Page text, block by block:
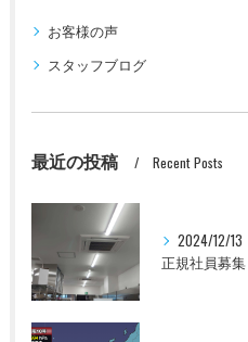
お客様の声
スタッフブログ
最近の投稿 Recent Posts
2024/12/13
正規社員募集